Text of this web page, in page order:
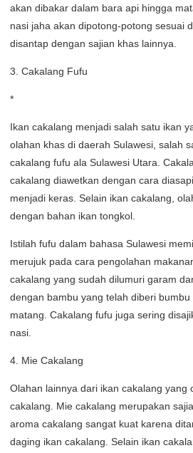
akan dibakar dalam bara api hingga
nasi jaha akan dipotong-potong sesuai
disantap dengan sajian khas lainnya.
3. Cakalang Fufu
*
Ikan cakalang menjadi salah satu ikan
olahan khas di daerah Sulawesi, salah
cakalang fufu ala Sulawesi Utara.
cakalang diawetkan dengan cara
menjadi keras. Selain ikan cakalang,
dengan bahan ikan tongkol.
Istilah fufu dalam bahasa Sulawesi
merujuk pada cara pengolahan
cakalang yang sudah dilumuri garam
dengan bambu yang telah diberi
matang. Cakalang fufu juga sering
nasi.
4. Mie Cakalang
Olahan lainnya dari ikan cakalang yang
cakalang. Mie cakalang merupakan
aroma cakalang sangat kuat karena
daging ikan cakalang. Selain ikan